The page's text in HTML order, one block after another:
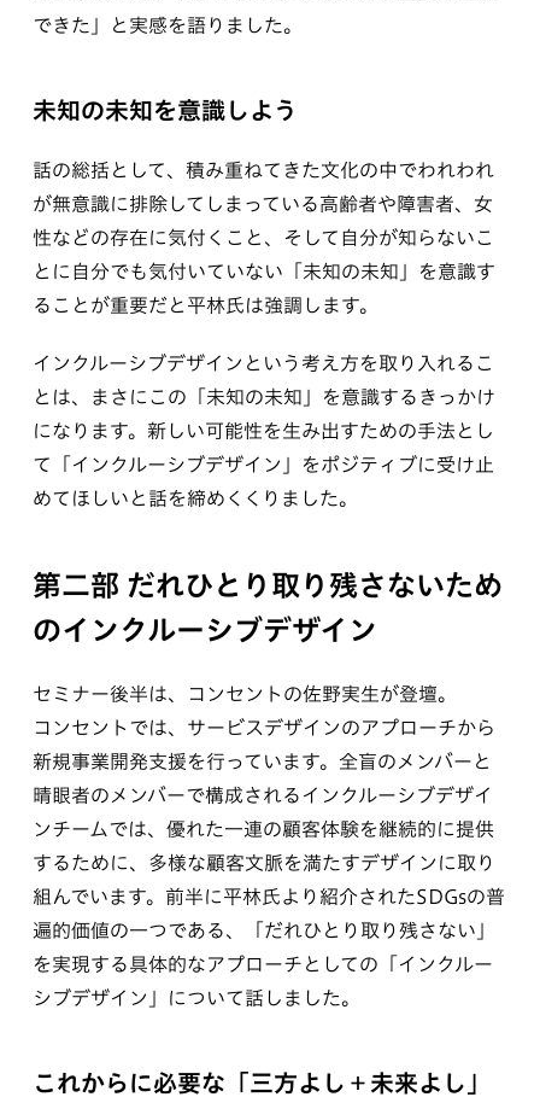
できた」と実感を語りました。
未知の未知を意識しよう
話の総括として、積み重ねてきた文化の中でわれわれ
が無意識に排除してしまっている高齢者や障害者、女
性などの存在に気付くこと、そして自分が知らないこ
とに自分でも気付いていない「未知の未知」を意識す
ることが重要だと平林氏は強調します。
インクルーシブデザインという考え方を取り入れるこ
とは、まさにこの「未知の未知」を意識するきっかけ
になります。新しい可能性を生み出すための手法とし
て「インクルーシブデザイン」をポジティブに受け止
めてほしいと話を締めくくりました。
第二部 だれひとり取り残さないため
のインクルーシブデザイン
セミナー後半は、コンセントの佐野実生が登壇。
コンセントでは、サービスデザインのアプローチから
新規事業開発支援を行っています。全盲のメンバーと
晴眼者のメンバーで構成されるインクルーシブデザイ
ンチームでは、優れた一連の顧客体験を継続的に提供
するために、多様な顧客文脈を満たすデザインに取り
組んでいます。前半に平林氏より紹介されたSDGsの普
遍的価値の一つである、「だれひとり取り残さない」
を実現する具体的なアプローチとしての「インクルー
シブデザイン」について話しました。
これからに必要な「三方よし＋未来よし」